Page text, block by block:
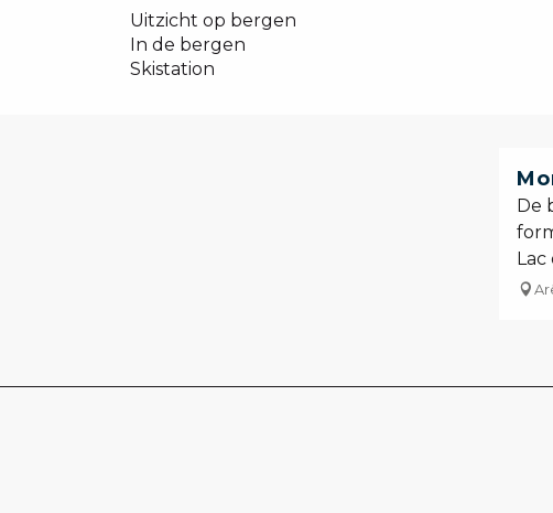
Uitzicht op bergen
In de bergen
Skistation
De
Lac